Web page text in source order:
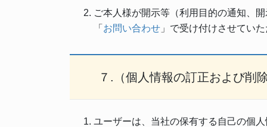
ご本人様が開示等（利用目的の通知、
「 お問い合わせ 」で受け付けさせてい
７.（個人情報の訂正および削
ユーザーは、当社の保有する自己の個